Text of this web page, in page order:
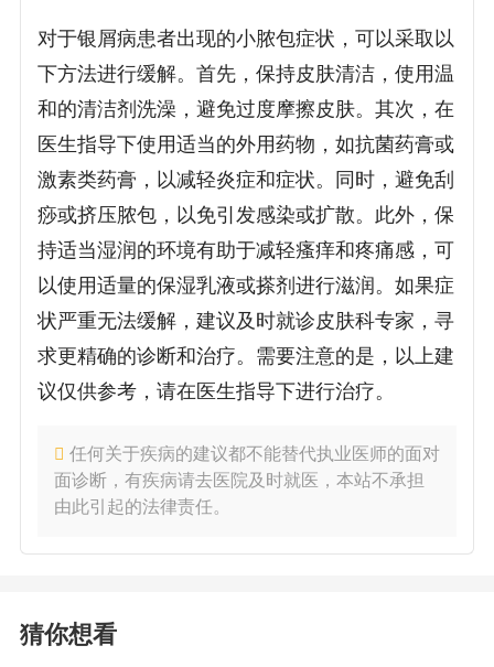
对于银屑病患者出现的小脓包症状，可以采取以
下方法进行缓解。首先，保持皮肤清洁，使用温
和的清洁剂洗澡，避免过度摩擦皮肤。其次，在
医生指导下使用适当的外用药物，如抗菌药膏或
激素类药膏，以减轻炎症和症状。同时，避免刮
痧或挤压脓包，以免引发感染或扩散。此外，保
持适当湿润的环境有助于减轻瘙痒和疼痛感，可
以使用适量的保湿乳液或搽剂进行滋润。如果症
状严重无法缓解，建议及时就诊皮肤科专家，寻
求更精确的诊断和治疗。需要注意的是，以上建
议仅供参考，请在医生指导下进行治疗。
任何关于疾病的建议都不能替代执业医师的面对
面诊断，有疾病请去医院及时就医，本站不承担
由此引起的法律责任。
猜你想看